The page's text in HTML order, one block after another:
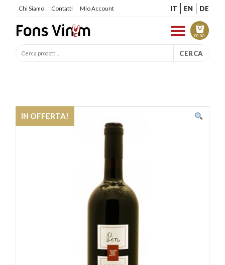
Chi Siamo Contatti Mio Account IT EN DE
€0.00
CERCA
IN OFFERTA!